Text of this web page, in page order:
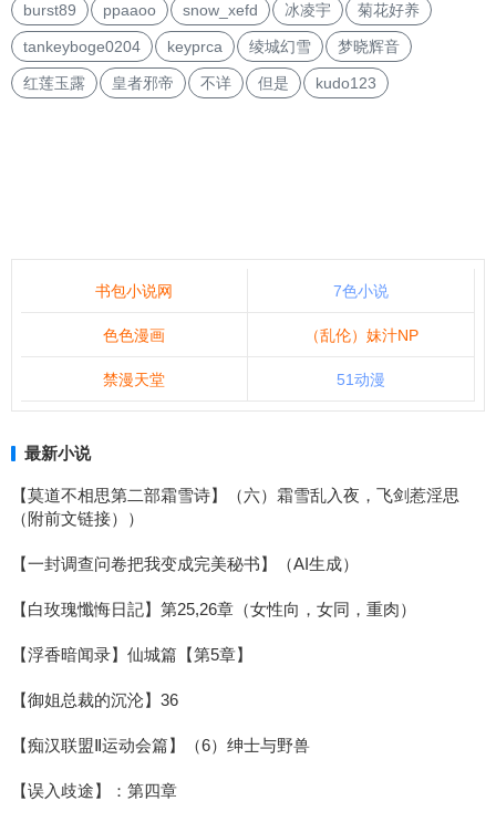
burst89
ppaaoo snow_xefd 冰凌宇 菊花好养
tankeyboge0204 keyprca 绫城幻雪 梦晓辉音
红莲玉露 皇者邪帝 不详 但是 kudo123
书包小说网 7色小说
色色漫画 （乱伦）妹汁NP
禁漫天堂 51动漫
最新小说
【莫道不相思第二部霜雪诗】（六）霜雪乱入夜，飞剑惹淫思
（附前文链接））
【一封调查问卷把我变成完美秘书】（AI生成）
【白玫瑰懺悔日記】第25,26章（女性向，女同，重肉）
【浮香暗闻录】仙城篇【第5章】
【御姐总裁的沉沦】36
【痴汉联盟Ⅱ运动会篇】（6）绅士与野兽
【误入歧途】：第四章